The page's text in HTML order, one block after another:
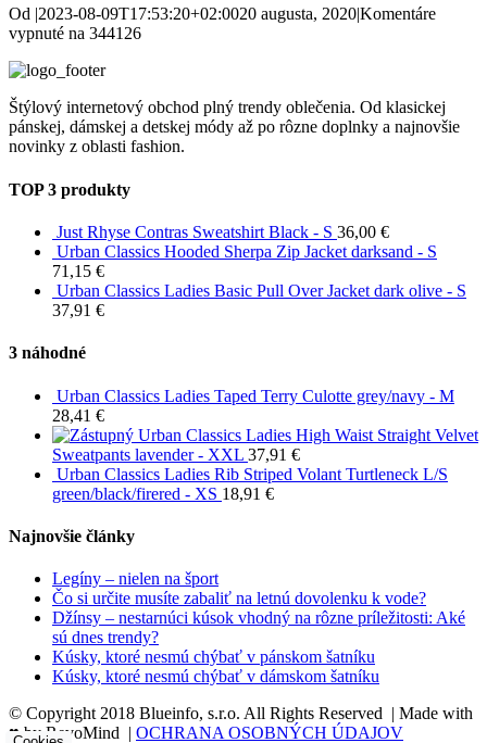
Od |2023-08-09T17:53:20+02:0020 augusta, 2020|Komentáre
vypnuté na 344126
Štýlový internetový obchod plný trendy oblečenia. Od klasickej
pánskej, dámskej a detskej módy až po rôzne doplnky a najnovšie
novinky z oblasti fashion.
TOP 3 produkty
Just Rhyse Contras Sweatshirt Black - S 36,00 €
Urban Classics Hooded Sherpa Zip Jacket darksand - S
71,15 €
Urban Classics Ladies Basic Pull Over Jacket dark olive - S
37,91 €
3 náhodné
Urban Classics Ladies Taped Terry Culotte grey/navy - M
28,41 €
Urban Classics Ladies High Waist Straight Velvet
Sweatpants lavender - XXL 37,91 €
Urban Classics Ladies Rib Striped Volant Turtleneck L/S
green/black/firered - XS 18,91 €
Najnovšie články
Legíny – nielen na šport
Čo si určite musíte zabaliť na letnú dovolenku k vode?
Džínsy – nestarnúci kúsok vhodný na rôzne príležitosti: Aké
sú dnes trendy?
Kúsky, ktoré nesmú chýbať v pánskom šatníku
Kúsky, ktoré nesmú chýbať v dámskom šatníku
© Copyright 2018 Blueinfo, s.r.o. All Rights Reserved | Made with
♥ by RevoMind | OCHRANA OSOBNÝCH ÚDAJOV